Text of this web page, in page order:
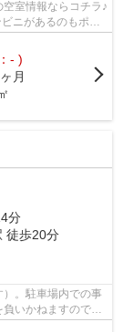
室情報ならコチラ♪
ニがあるのもポイ
- )
月
分
徒歩20分
。駐車場内での事
いかねますので、